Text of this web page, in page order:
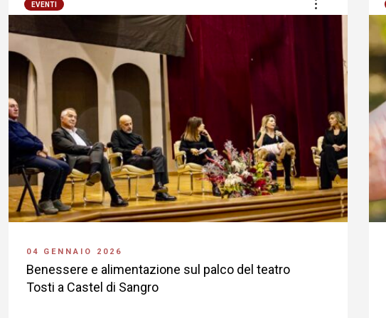
EVENTI
04 GENNAIO 2026
Benessere e alimentazione sul palco del teatro
Tosti a Castel di Sangro